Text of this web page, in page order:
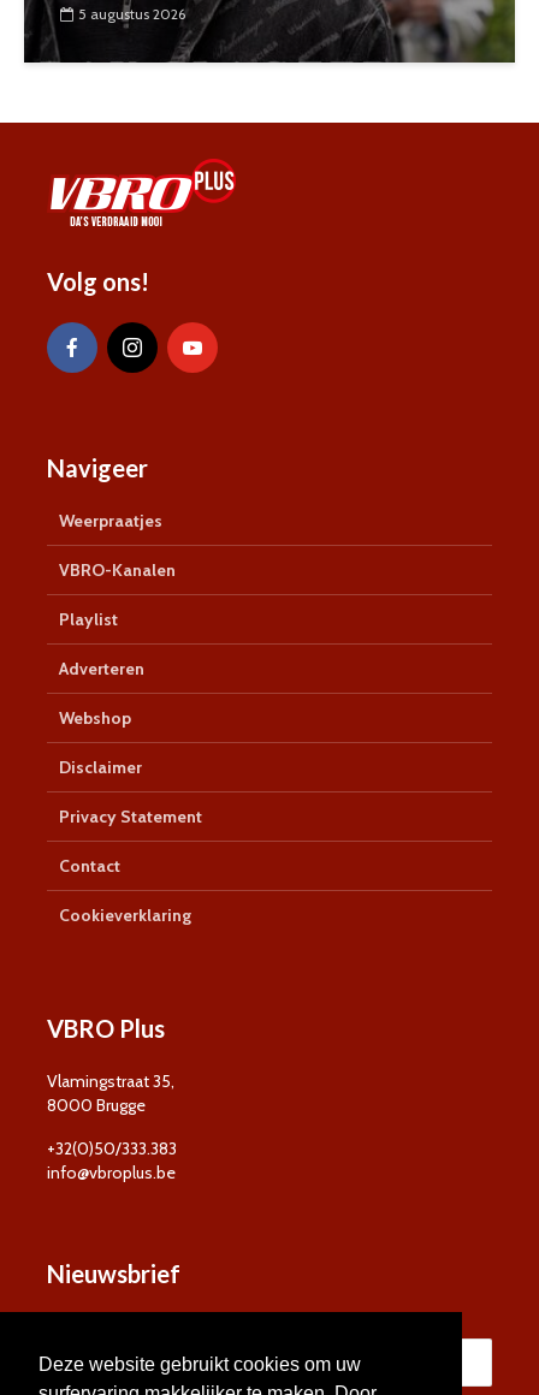
Deze website gebruikt cookies om uw
5 augustus 2026
Volg ons!
Navigeer
Weerpraatjes
VBRO-Kanalen
Playlist
Adverteren
Webshop
Disclaimer
Privacy Statement
Contact
Cookieverklaring
VBRO Plus
Vlamingstraat 35,
8000 Brugge
+32(0)50/333.383
info@vbroplus.be
Nieuwsbrief